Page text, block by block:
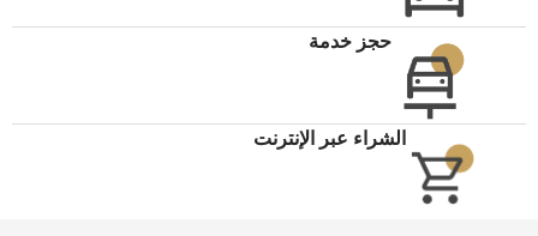
حجز خدمة
الشراء عبر الإنترنت